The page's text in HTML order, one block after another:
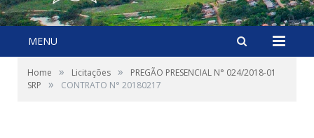
MENU
Home » Licitações »
PREGÃO PRESENCIAL N° 024/2018-01
SRP
» CONTRATO N° 20180217